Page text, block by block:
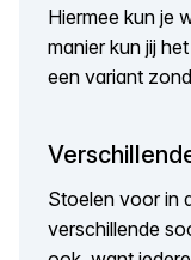
Hiermee kun je
manier kun jij
een variant
Stoelen voor in
verschillende